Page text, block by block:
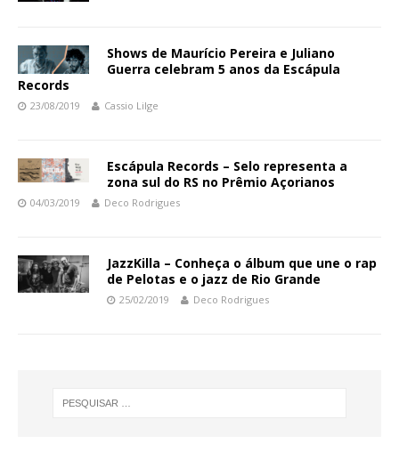
Shows de Maurício Pereira e Juliano
Guerra celebram 5 anos da Escápula
Records
23/08/2019 Cassio Lilge
Escápula Records – Selo representa a
zona sul do RS no Prêmio Açorianos
04/03/2019 Deco Rodrigues
JazzKilla – Conheça o álbum que une o rap
de Pelotas e o jazz de Rio Grande
25/02/2019 Deco Rodrigues